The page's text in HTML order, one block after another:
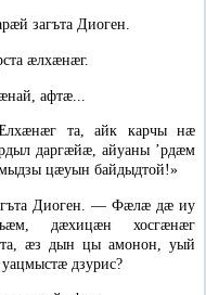
загъта Диоген.
æлхæнæг.
афтæ...
та, айк карчы нæ
даргæйæ, айуаны ’рдæм
цæуын байдыдтой!»
Диоген. — Фæлæ дæ иу
дæхицæн хосгæнæг
æз дын цы амонон, уый
дзурис?